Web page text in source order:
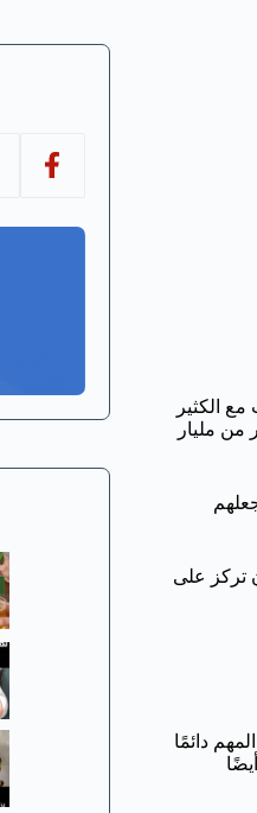
الكثير
مليار
تركز على
دائمًا